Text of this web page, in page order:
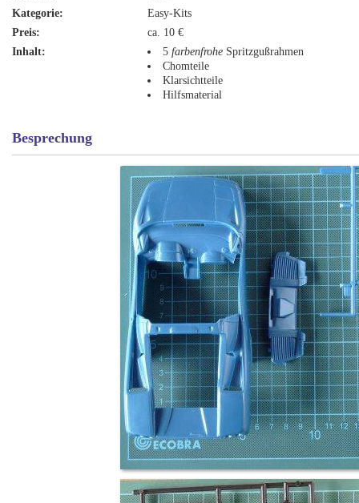
Kategorie:
Easy-Kits
Preis:
ca. 10 €
Inhalt:
5 farbenfroheSpritzgußrahmen
Chomteile
Klarsichtteile
Hilfsmaterial
Besprechung